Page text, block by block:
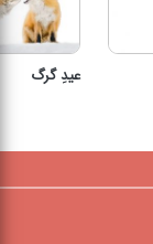
عیدِ گرگ